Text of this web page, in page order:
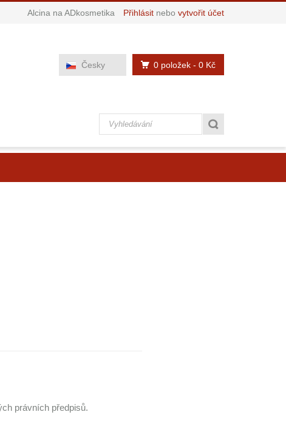
Alcina na ADkosmetika Přihlásit nebo vytvořit účet
0 položek - 0 Kč
Česky
právních předpisů.